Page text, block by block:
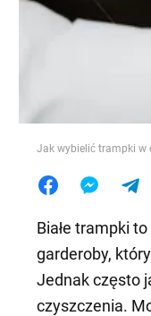
Jedzenie
Jak wybielić trampki w
Białe trampki
garderoby,
Jednak często
czyszczenia.